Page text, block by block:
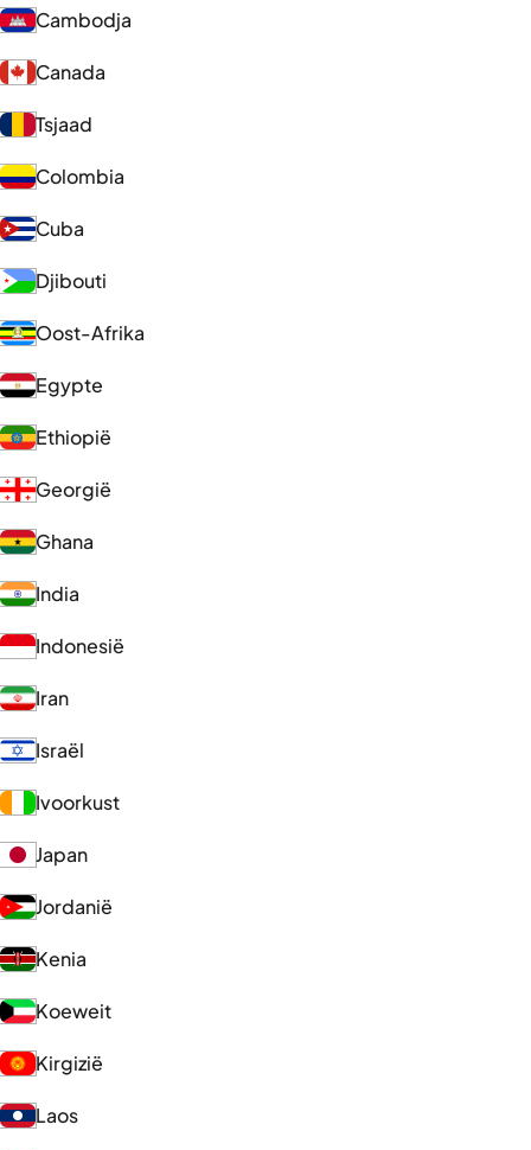
Cambodja
Canada
Tsjaad
Colombia
Cuba
Djibouti
Oost-Afrika
Egypte
Ethiopië
Georgië
Ghana
India
Indonesië
Iran
Israël
Ivoorkust
Japan
Jordanië
Kenia
Koeweit
Kirgizië
Laos